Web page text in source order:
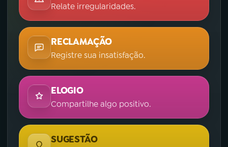
Relate irregularidades.
RECLAMAÇÃO
Registre sua insatisfação.
ELOGIO
Compartilhe algo positivo.
SUGESTÃO